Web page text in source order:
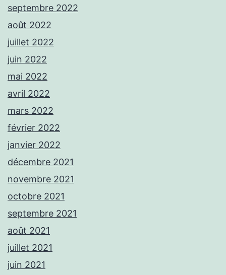
septembre 2022
août 2022
juillet 2022
juin 2022
mai 2022
avril 2022
mars 2022
février 2022
janvier 2022
décembre 2021
novembre 2021
octobre 2021
septembre 2021
août 2021
juillet 2021
juin 2021